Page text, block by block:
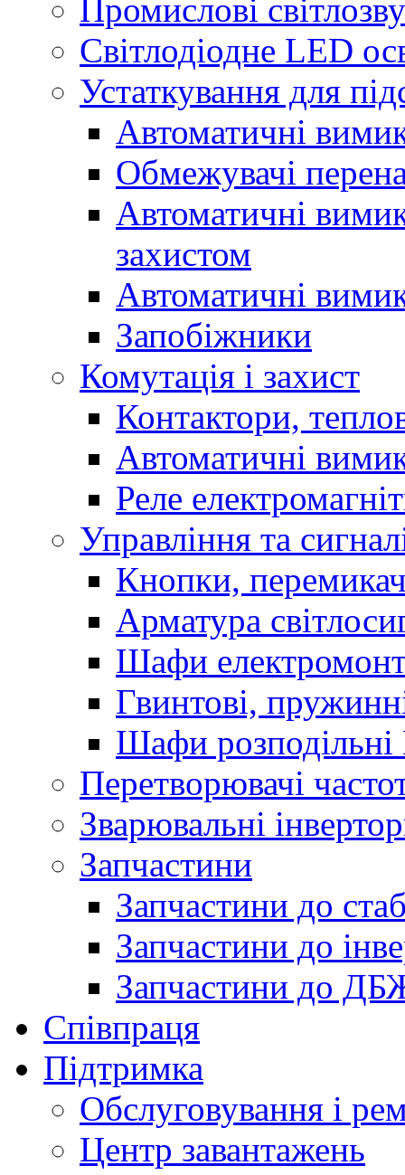
Промислові
Світлодіодне LED
Устаткування для
Автоматичні
Обмежувачі
Автоматичні
захистом
Автоматичні
Запобіжники
Комутація і захист
Контактори,
Автоматичні
Реле
Управління та
Кнопки,
Арматура
Шафи
Гвинтові,
Шафи розподільні
Перетворювачі
Зварювальні
Запчастини
Запчастини до
Запчастини до
Запчастини до
Співпраця
Підтримка
Обслуговування і
Центр завантажень